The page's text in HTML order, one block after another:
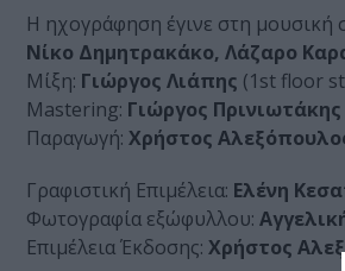
Η ηχογράφηση έγινε στη μουσική
Νίκο Δημητρακάκο, Λάζαρο
Μίξη: Γιώργος Λιάπης (1st floor
Mastering: Γιώργος Πρινιωτάκης
Παραγωγή: Χρήστος
Γραφιστική Επιμέλεια: Ελένη
Φωτογραφία εξώφυλλου:
Επιμέλεια Έκδοσης: Χρήστος